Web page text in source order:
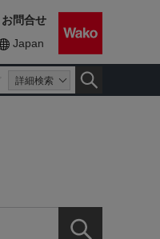
詳細検索
Japan
お問合せ